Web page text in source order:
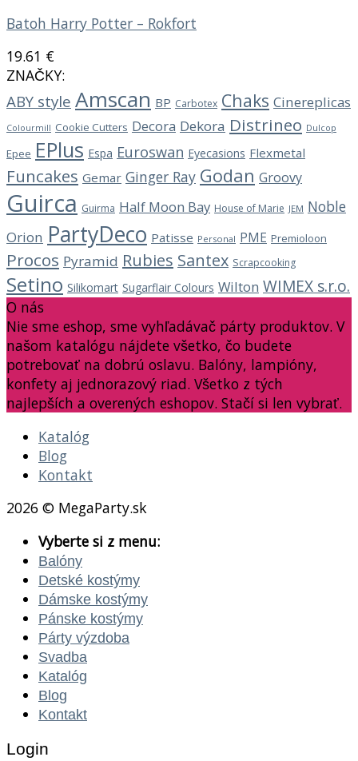
Batoh Harry Potter – Rokfort
19.61 €
ZNAČKY:
ABY style Amscan BP Carbotex Chaks Cinereplicas
Colourmill Cookie Cutters Decora Dekora Distrineo Dulcop
Epee EPlus Espa Euroswan Eyecasions Flexmetal
Funcakes Gemar Ginger Ray Godan Groovy
Guirca Guirma Half Moon Bay House of Marie JEM Noble
Orion PartyDeco Patisse Personal PME Premioloon
Procos Pyramid Rubies Santex Scrapcooking
Setino Silikomart Sugarflair Colours Wilton WIMEX s.r.o.
O nás
Nie sme eshop, sme vyhľadávač párty produktov. V
našom katalógu nájdete všetko, čo budete
potrebovať na dobrú oslavu. Balóny, lampióny,
konfety aj jednorazový riad. Všetko z tých
najlepších a overených eshopov. Stačí si len vybrať.
Katalóg
Blog
Kontakt
2026 © MegaParty.sk
Vyberte si z menu:
Balóny
Detské kostýmy
Dámske kostýmy
Pánske kostýmy
Párty výzdoba
Svadba
Katalóg
Blog
Kontakt
Login